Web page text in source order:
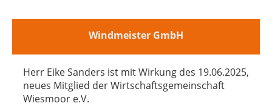
Windmeister GmbH
Herr Eike Sanders ist mit Wirkung des 19.06.2025,
neues Mitglied der Wirtschaftsgemeinschaft
Wiesmoor e.V.